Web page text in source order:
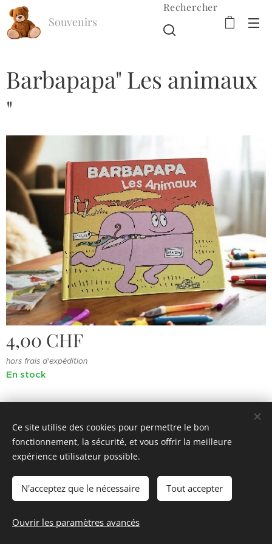
Souvenirs
Rechercher
Barbapapa" Les animaux
"
4,00 CHF
hors frais d'expédition
En stock
Ajouter au panier
Ce site utilise des cookies pour permettre le bon
fonctionnement, la sécurité, et vous offrir la meilleure
expérience utilisateur possible.
N'acceptez que le nécessaire Tout accepter
Ouvrir les paramètres avancés